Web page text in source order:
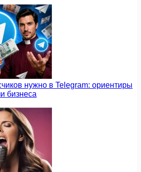
нужно в Telegram: ориентиры
бизнеса